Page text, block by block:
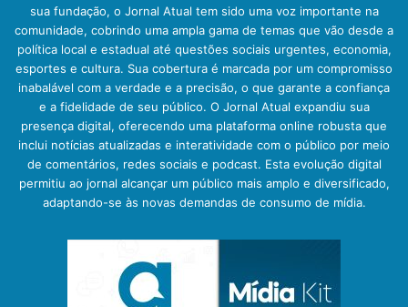
sua fundação, o Jornal Atual tem sido uma voz importante na
comunidade, cobrindo uma ampla gama de temas que vão desde a
política local e estadual até questões sociais urgentes, economia,
esportes e cultura. Sua cobertura é marcada por um compromisso
inabalável com a verdade e a precisão, o que garante a confiança
e a fidelidade de seu público. O Jornal Atual expandiu sua
presença digital, oferecendo uma plataforma online robusta que
inclui notícias atualizadas e interatividade com o público por meio
de comentários, redes sociais e podcast. Esta evolução digital
permitiu ao jornal alcançar um público mais amplo e diversificado,
adaptando-se às novas demandas de consumo de mídia.